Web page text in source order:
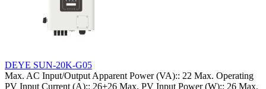
DEYE SUN-20K-G05
Max. AC Input/Output Apparent Power (VA):: 22 Max. Operating
PV Input Current (A):: 26+26 Max. PV Input Power (W):: 26 Max.